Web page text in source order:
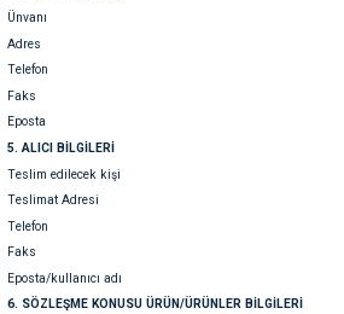
Besinler
Kapları
Ek Besinleri
Ünvanı
Adres
Telefon
Faks
Eposta
5. ALICI BİLGİLERİ
Teslim edilecek kişi
Teslimat Adresi
Telefon
Faks
Eposta/kullanıcı adı
6. SÖZLEŞME KONUSU ÜRÜN/ÜRÜNLER BİLGİLERİ